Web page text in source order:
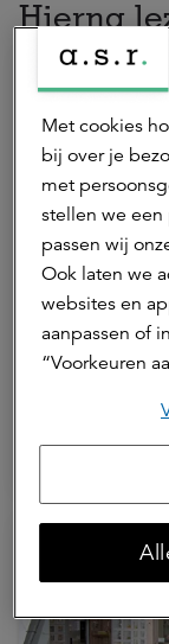
Hierna
17 juli 2026 | 1
stijgende
Met cookies
bij over je
met
stellen we
passen wij
Ook laten we
websites en
aanpassen of
“Voorkeuren